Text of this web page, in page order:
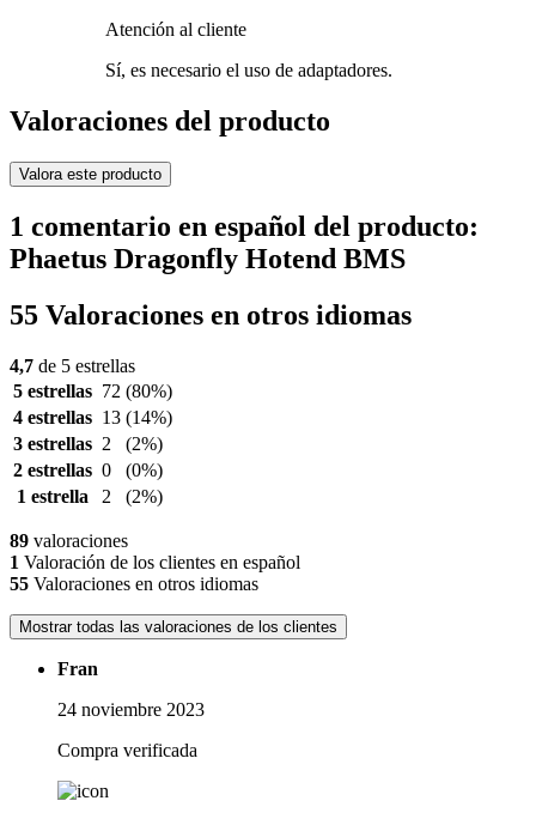
Atención al cliente
Sí, es necesario el uso de adaptadores.
Valoraciones del producto
Valora este producto
1 comentario en español del producto:
Phaetus Dragonfly Hotend BMS
55 Valoraciones en otros idiomas
4,7 de 5 estrellas
5 estrellas 72 (80%)
4 estrellas 13 (14%)
3 estrellas 2
(2%)
2 estrellas 0
(0%)
1 estrella
2 (2%)
89 valoraciones
1 Valoración de los clientes en español
55 Valoraciones en otros idiomas
Mostrar todas las valoraciones de los clientes
Fran
24 noviembre 2023
Compra verificada